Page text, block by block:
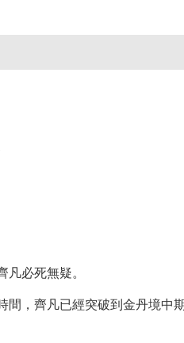
必死無疑。
，齊凡已經突破到金丹境中期